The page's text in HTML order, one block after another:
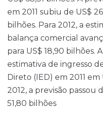
em 2011 subiu de US$
bilhões. Para 2012, a
balança comercial
para US$ 18,90 bilhões.
estimativa de ingresso
Direto (IED) em 2011
2012, a previsão passou
51,80 bilhões